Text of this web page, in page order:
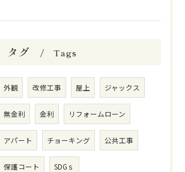
タグ Tags
外観 改修工事 屋上 ジャックス
無金利 金利 リフォームローン
アパート チョーキング 公共工事
保護コート SDGｓ